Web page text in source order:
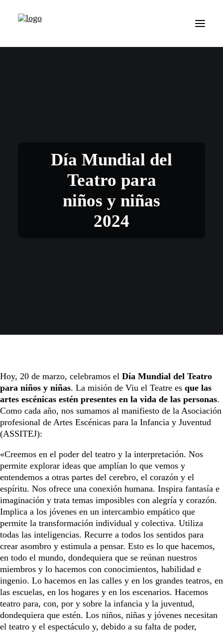
Día Mundial del
Teatro para
niños y niñas
2024
Hoy, 20 de marzo, celebramos el Día Mundial del Teatro
para niños y niñas. La misión de Viu el Teatre es que las
artes escénicas estén presentes en la vida de las personas.
Como cada año, nos sumamos al manifiesto de la Asociación
profesional de Artes Escénicas para la Infancia y Juventud
(ASSITEJ):
«Creemos en el poder del teatro y la interpretación. Nos
permite explorar ideas que amplían lo que vemos y
entendemos a otras partes del cerebro, el corazón y el
espíritu. Nos ofrece una conexión humana. Inspira fantasía e
imaginación y trata temas imposibles con alegría y corazón.
Implica a los jóvenes en un intercambio empático que
permite la transformación individual y colectiva. Utiliza
todas las inteligencias. Recurre a todos los sentidos para
crear asombro y estimula a pensar. Esto es lo que hacemos,
en todo el mundo, dondequiera que se reúnan nuestros
miembros y lo hacemos con conocimientos, habilidad e
ingenio. Lo hacemos en las calles y en los grandes teatros, en
las escuelas, en los hogares y en los escenarios. Hacemos
teatro para, con, por y sobre la infancia y la juventud,
dondequiera que estén. Los niños, niñas y jóvenes necesitan
el teatro y el espectáculo y, debido a su falta de poder,